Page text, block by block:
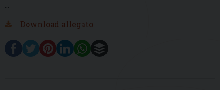
…
Download allegato